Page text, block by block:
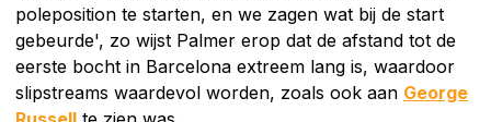
poleposition te starten, en we zagen wat bij de start
gebeurde', zo wijst Palmer erop dat de afstand tot de
eerste bocht in Barcelona extreem lang is, waardoor
slipstreams waardevol worden, zoals ook aan George